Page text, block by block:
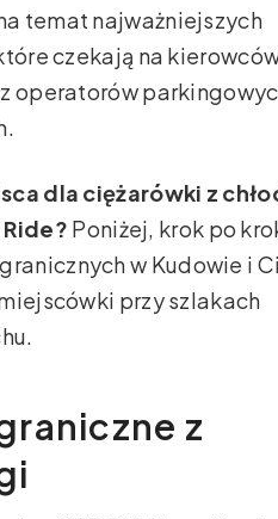
temat najważniejszych
czekają na
operatorów
dla ciężarówki z
Poniżej, krok po
w Kudowie i
przy szlakach
z